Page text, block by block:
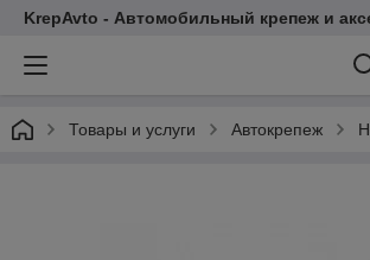
KrepAvto - Автомобильный крепеж и
Товары и услуги Автокрепеж